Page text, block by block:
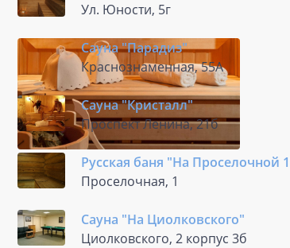
Ул. Юности, 5г
Сауна "Парадиз"
Краснознаменная, 55А
Сауна "Кристалл"
Проспект Ленина, 21б
Русская баня "На Проселочной
Проселочная, 1
Сауна "На Циолковского"
Циолковского, 2 корпус 3б